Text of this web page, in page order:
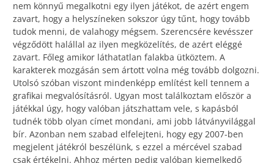
nem könnyű megalkotni egy ilyen játékot, de azért engem
zavart, hogy a helyszíneken sokszor úgy tűnt, hogy tovább
tudok menni, de valahogy mégsem. Szerencsére kevésszer
végződött halállal az ilyen megközelítés, de azért eléggé
zavart. Főleg amikor láthatatlan falakba ütköztem. A
karakterek mozgásán sem ártott volna még tovább dolgozni.
Utolsó szóban viszont mindenképp említést kell tennem a
grafikai megvalósításról. Ugyan most találkoztam először a
játékkal úgy, hogy valóban játszhattam vele, s kapásból
tudnék több olyan címet mondani, ami jobb látványvilággal
bír. Azonban nem szabad elfelejteni, hogy egy 2007-ben
megjelent játékról beszélünk, s ezzel a mércével szabad
csak értékelni. Ahhoz mérten pedig valóban kiemelkedő